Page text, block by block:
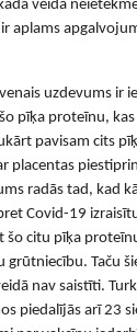
veidā
aplams
uzdevums ir
pīķa proteīnu,
pavisam cits
placentas
radās tad, kad
Covid-19
šo citu pīķa
grūtniecību. Taču
nav saistīti.
piedalījās arī 23